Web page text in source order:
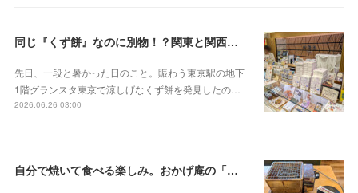
同じ『くず餅』なのに別物！？関東と関西の意外な違い
先日、一段と暑かった日のこと。賑わう東京駅の地下
1階グランスタ東京で涼しげなくず餅を発見したの…
2026.06.26 03:00
自分で焼いて食べる楽しみ。おかげ庵の「だんご三昧」